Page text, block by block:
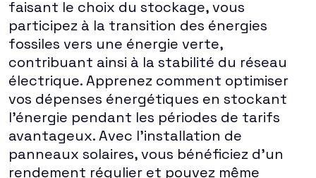
faisant le choix du stockage, vous
participez à la transition des énergies
fossiles vers une énergie verte,
contribuant ainsi à la stabilité du réseau
électrique. Apprenez comment optimiser
vos dépenses énergétiques en stockant
l'énergie pendant les périodes de tarifs
avantageux. Avec l'installation de
panneaux solaires, vous bénéficiez d'un
rendement régulier et pouvez même